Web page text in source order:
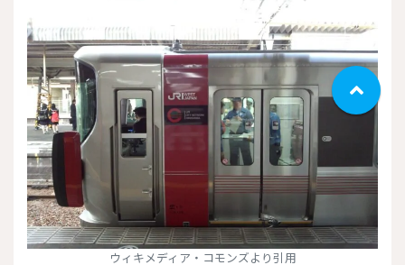
ウィキメディア・コモンズより引用